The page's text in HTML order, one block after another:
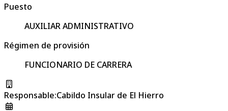
Puesto
AUXILIAR ADMINISTRATIVO
Régimen de provisión
FUNCIONARIO DE CARRERA
Responsable:Cabildo Insular de El Hierro